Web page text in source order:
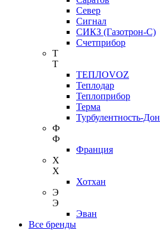
Север
Сигнал
СИКЗ (Газотрон-С)
Счетприбор
Т
Т
ТЕПЛОVOZ
Теплодар
Теплоприбор
Терма
Турбулентность-Дон
Ф
Ф
Франция
Х
Х
Хотхан
Э
Э
Эван
Все бренды